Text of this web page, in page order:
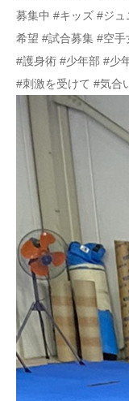
募集中 #キッズ #ジ
希望 #試合募集 #空
#護身術 #少年部 #少
#刺激を受けて #気合